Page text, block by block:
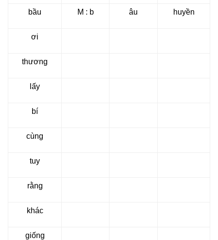
bầu M : b âu huyền
ơi
thương
lấy
bí
cùng
tuy
rằng
khác
giống